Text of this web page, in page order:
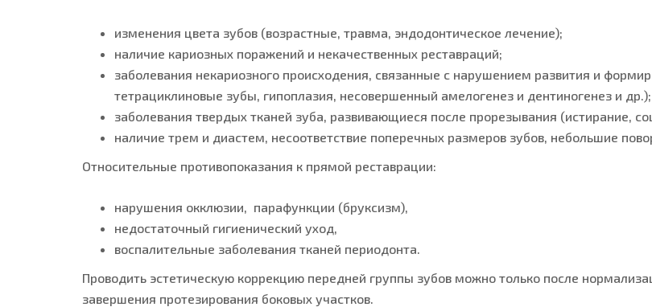
изменения цвета зубов (возрастные, травма, эндодонтическое лечение);
наличие кариозных поражений и некачественных реставраций;
заболевания некариозного происходения, связанные с нарушением развития и
тетрациклиновые зубы, гипоплазия, несовершенный амелогенез и дентиногенез и др.);
заболевания твердых тканей зуба, развивающиеся после прорезывания (истирание,
наличие трем и диастем, несоответствие поперечных размеров зубов, небольшие
Относительные противопоказания к прямой реставрации:
нарушения окклюзии, парафункции (бруксизм),
недостаточный гигиенический уход,
воспалительные заболевания тканей периодонта.
Проводить эстетическую коррекцию передней группы зубов можно только после
завершения протезирования боковых участков.